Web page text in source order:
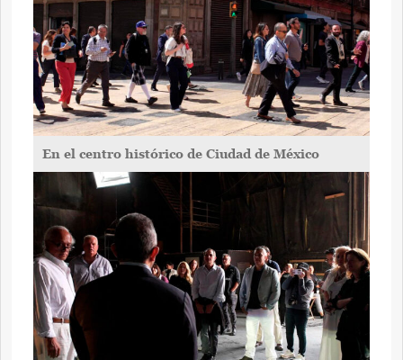
En el centro histórico de Ciudad de México